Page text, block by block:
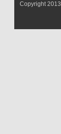
Copyright 2013